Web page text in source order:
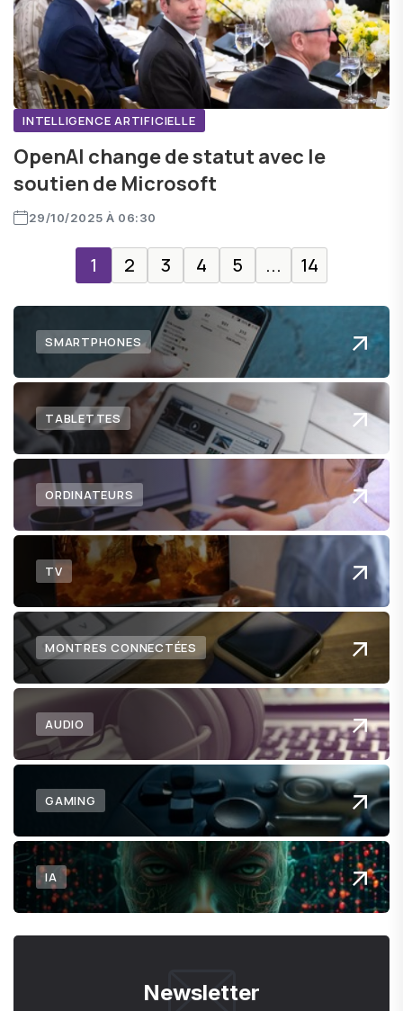
INTELLIGENCE ARTIFICIELLE
OpenAI change de statut avec le
soutien de Microsoft
29/10/2025 À 06:30
1 2 3 4 5 ... 14
SMARTPHONES
TABLETTES
ORDINATEURS
TV
MONTRES CONNECTÉES
AUDIO
GAMING
IA
Newsletter